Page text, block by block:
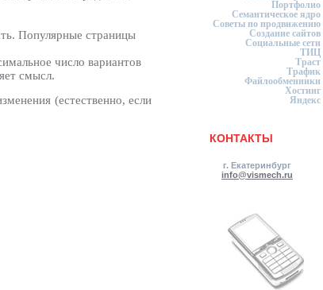
Популярные страницы
число вариантов
смысл.
(естественно, если
Портфолио
Семантическое ядро
Советы по продвижению
Создание сайтов
Социальные сети
ТИЦ
Траст
Трафик
Файлообменники
Хостинг
Яндекс
КОНТАКТЫ
г. Екатеринбург
info@vismech.ru